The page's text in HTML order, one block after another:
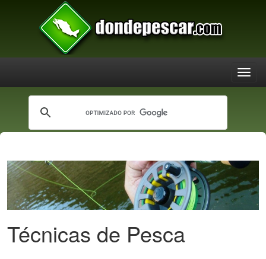
Técnicas de Pesca